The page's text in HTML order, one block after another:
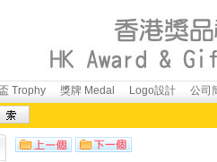
Trophy 獎牌 Medal Logo設計 公司